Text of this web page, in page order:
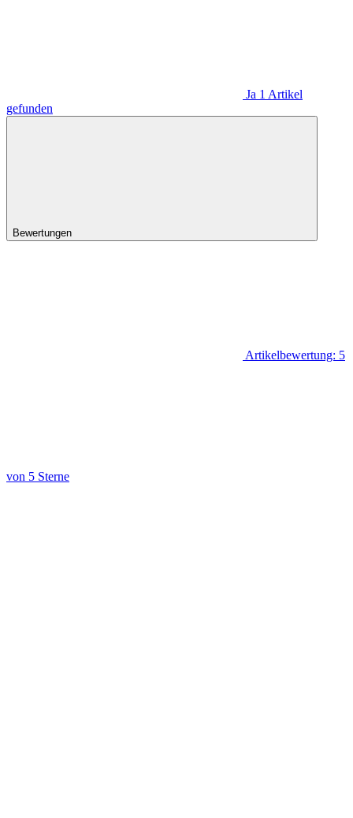
Ja 1 Artikel
gefunden
Bewertungen
Artikelbewertung: 5
von 5 Sterne